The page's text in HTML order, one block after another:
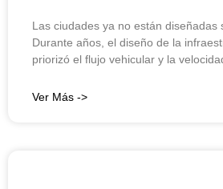
Las ciudades ya no están diseñadas
Durante años, el diseño de la
priorizó el flujo vehicular y la
Ver Más ->